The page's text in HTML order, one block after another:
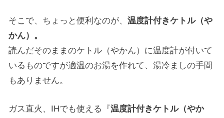
そこで、ちょっと便利なのが、温度計付きケトル（や
かん）。
読んだそのままのケトル（やかん）に温度計が付いて
いるものですが適温のお湯を作れて、湯冷ましの手間
もありません。
ガス直火、IHでも使える『温度計付きケトル（やか